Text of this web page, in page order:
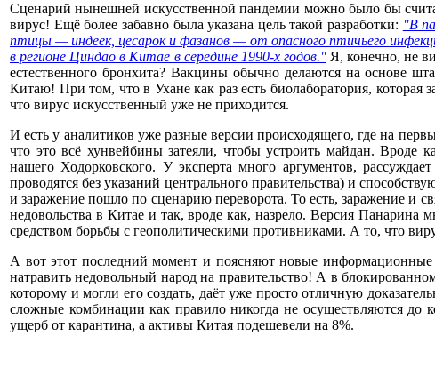
Сценарий нынешней искусственной пандемии можно было бы
вирус! Ещё более забавно была указана цель такой разработки: "В
птицы — индеек, цесарок и фазанов — от опасного птичьего
в регионе Циндао в Китае в середине 1990-х годов."Я, конечно, не
естественного бронхита? Вакцины обычно делаются на основе
Китаю! При том, что в Ухане как раз есть биолаборатория,
что вирус искусственный уже не приходится.
И есть у аналитиков уже разные версии происходящего, где на
что это всё хунвейбины затеяли, чтобы устроить майдан. Вроде
нашего Ходорковского. У эксперта много аргументов,
проводятся без указаний центрального правительства) и
и заражение пошло по сценарию переворота. То есть, заражение и
недовольства в Китае и так, вроде как, назрело. Версия
средством борьбы с геополитическими противниками. А то, что
А вот этот последний момент и поясняют новые
натравить недовольный народ на правительство! А в
которому и могли его создать, даёт уже просто отличную
сложные комбинации как правило никогда не осуществляются
ущерб от карантина, а активы Китая подешевели на 8%.